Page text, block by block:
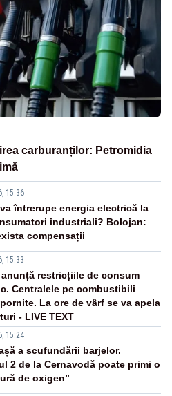
carburanților: Petromidia
15:36
întrerupe energia electrică la
industriali? Bolojan:
compensații
15:33
restricțiile de consum
Centralele pe combustibili
La ore de vârf se va apela
- LIVE TEXT
15:24
a scufundării barjelor.
2 de la Cernavodă poate primi o
de oxigen”